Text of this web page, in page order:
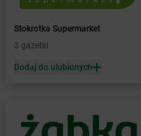
Żabka Bezrzecze
Żabka BG1
Żabka Biała
Żabka
Biała Druga
Żabka Białe Błota
Stokrotka Supermarket
3 gazetki
Dodaj do ulubionych